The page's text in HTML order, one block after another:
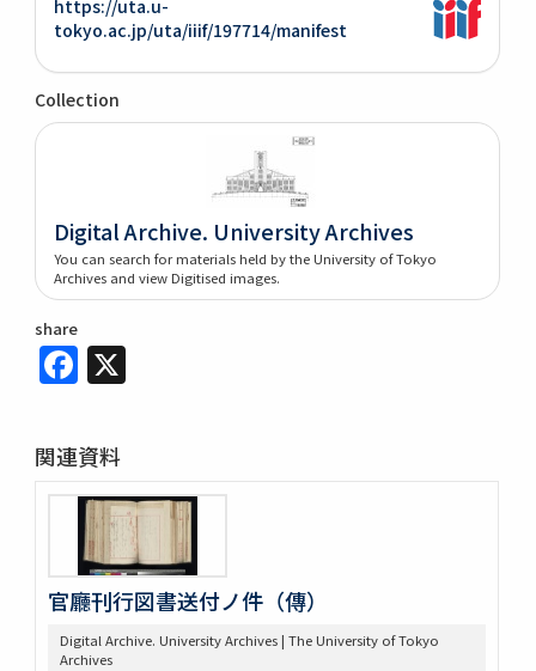
https://uta.u-
tokyo.ac.jp/uta/iiif/197714/manifest
Collection
Digital Archive. University Archives
You can search for materials held by the University of Tokyo
Archives and view Digitised images.
share
Facebook
関連資料
官廳刊行図書送付ノ件（傳）
Digital Archive. University Archives | The University of Tokyo
Archives